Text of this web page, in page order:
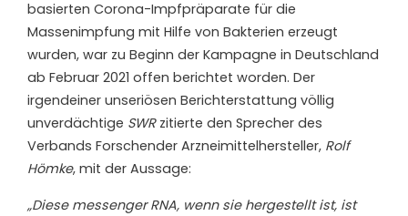
basierten Corona-Impfpräparate für die
Massenimpfung mit Hilfe von Bakterien erzeugt
wurden, war zu Beginn der Kampagne in Deutschland
ab Februar 2021 offen berichtet worden. Der
irgendeiner unseriösen Berichterstattung völlig
unverdächtige SWRzitierte den Sprecher des
Verbands Forschender Arzneimittelhersteller, Rolf
Hömke, mit der Aussage:
„Diese messenger RNA, wenn sie hergestellt ist, ist